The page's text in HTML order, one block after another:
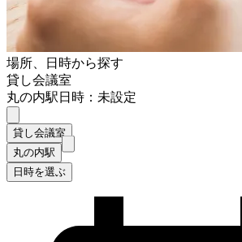
場所、日時から探す
貸し会議室
丸の内駅日時：未設定
貸し会議室
丸の内駅
日時を選ぶ